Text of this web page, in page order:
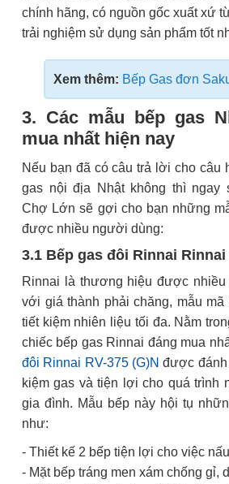
chính hãng, có nguồn gốc xuất xứ
trải nghiệm sử dụng sản phẩm tốt
Xem thêm: Bếp Gas đơn
3. Các mẫu bếp gas
mua nhất hiện nay
Nếu bạn đã có câu trả lời cho câu
gas nội địa Nhật không thì ngay
Chợ Lớn sẽ gợi cho bạn những
được nhiều người dùng:
3.1 Bếp gas đôi Rinnai Rinnai
Rinnai là thương hiệu được
với giá thành phải chăng, mẫu
tiết kiệm nhiên liệu tối đa. Nằm
chiếc bếp gas Rinnai đáng mua
đôi Rinnai RV-375 (G)N được đánh
kiệm gas và tiện lợi cho quá trình
gia đình. Mẫu bếp này hội tụ
như:
- Thiết kế 2 bếp tiện lợi cho việc
- Mặt bếp tráng men xám chống gỉ,